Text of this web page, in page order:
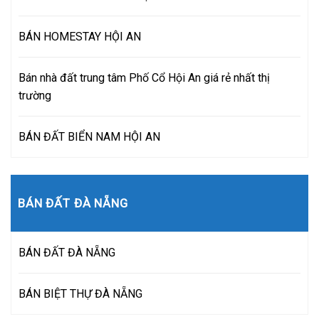
BÁN HOMESTAY HỘI AN
Bán nhà đất trung tâm Phố Cổ Hội An giá rẻ nhất thị
trường
BÁN ĐẤT BIỂN NAM HỘI AN
BÁN ĐẤT ĐÀ NẴNG
BÁN ĐẤT ĐÀ NẴNG
BÁN BIỆT THỰ ĐÀ NẴNG